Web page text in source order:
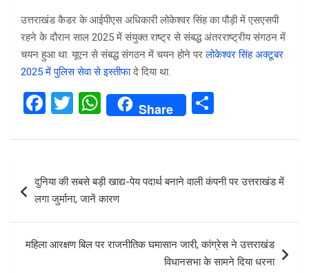
उत्तराखंड कैडर के आईपीएस अधिकारी लोकेश्वर सिंह का पौड़ी में एसएसपी
रहने के दौरान साल 2025 में संयुक्त राष्ट्र से संबद्ध अंतरराष्ट्रीय संगठन में
चयन हुआ था. यूएन से संबद्ध संगठन में चयन होने परलोकेश्वर सिंह अक्टूबर
2025 में पुलिस सेवा से इस्तीफादे दिया था.
F
ce
o
o
k
T
tt
er
W
at
s
A
p
Share
ar
e
navigation
दुनिया की सबसे बड़ी खाद्य-पेय पदार्थ बनाने वाली कंपनी पर उत्तराखंड में
लगा जुर्माना, जानें कारण
महिला आरक्षण बिल पर राजनीतिक घमासान जारी, कांग्रेस ने उत्तराखंड
विधानसभा के सामने दिया धरना